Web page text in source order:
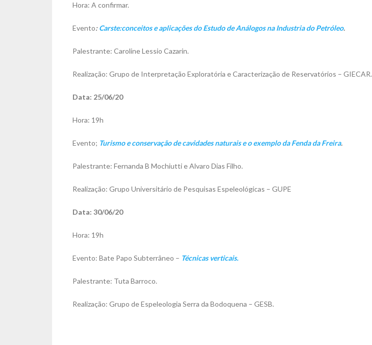
Hora: A confirmar.
Evento:Carste:conceitos e aplicações do Estudo de Análogos na Industria do Petróleo.
Palestrante: Caroline Lessio Cazarin.
Realização: Grupo de Interpretação Exploratória e Caracterização de Reservatórios – GIECAR.
Data: 25/06/20
Hora: 19h
Evento; Turismo e conservação de cavidades naturais e o exemplo da Fenda da Freira.
Palestrante: Fernanda B Mochiutti e Alvaro Dias Filho.
Realização: Grupo Universitário de Pesquisas Espeleológicas – GUPE
Data: 30/06/20
Hora: 19h
Evento: Bate Papo Subterrâneo – Técnicas verticais.
Palestrante: Tuta Barroco.
Realização: Grupo de Espeleologia Serra da Bodoquena – GESB.